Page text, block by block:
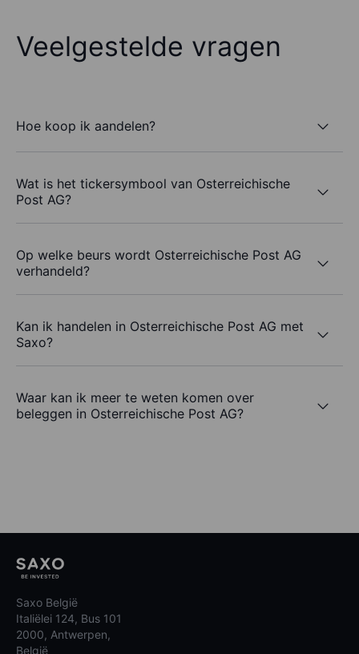
Veelgestelde vragen
Hoe koop ik aandelen?
Wat is het tickersymbool van Osterreichische
Post AG?
Op welke beurs wordt Osterreichische Post AG
verhandeld?
Kan ik handelen in Osterreichische Post AG met
Saxo?
Waar kan ik meer te weten komen over
beleggen in Osterreichische Post AG?
Saxo België
Italiëlei 124, Bus 101
2000, Antwerpen,
België